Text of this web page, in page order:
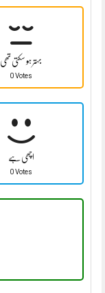
بہتر ہو سکتی تھی
0 Votes
اچھی ہے
0 Votes